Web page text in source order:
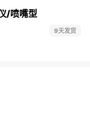
/喷嘴型
9天发货